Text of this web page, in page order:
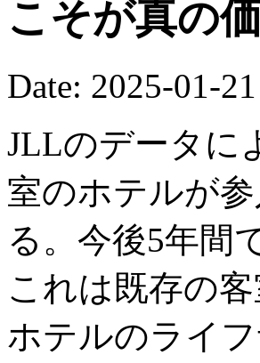
こそが真の
Date: 2025-01-21
JLLのデータに
室のホテルが
る。今後5年間
これは既存の
ホテルのライ